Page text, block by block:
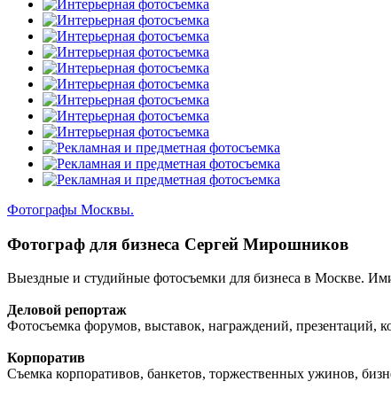
Фотографы Москвы.
Фотограф для бизнеса Сергей Мирошников
Выездные и студийные фотосъемки для бизнеса в Москве.
Деловой репортаж
Фотосъемка форумов, выставок, награждений,
Корпоратив
Съемка корпоративов, банкетов, торжественных ужинов,